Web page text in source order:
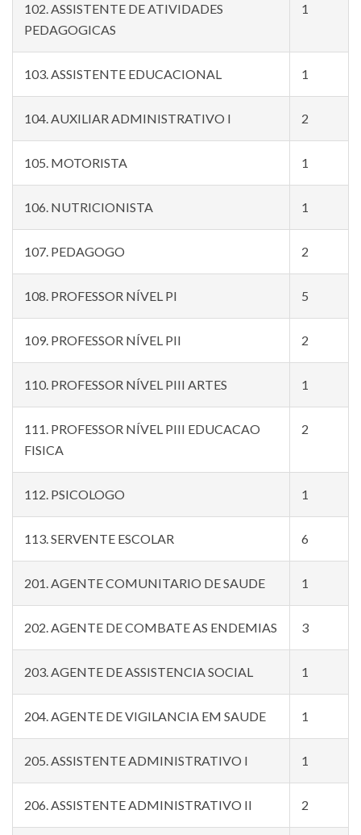
102. ASSISTENTE DE ATIVIDADES
PEDAGOGICAS
1
103. ASSISTENTE EDUCACIONAL 1
104. AUXILIAR ADMINISTRATIVO I 2
105. MOTORISTA 1
106. NUTRICIONISTA 1
107. PEDAGOGO 2
108. PROFESSOR NÍVEL PI 5
109. PROFESSOR NÍVEL PII 2
110. PROFESSOR NÍVEL PIII ARTES 1
111. PROFESSOR NÍVEL PIII EDUCACAO
FISICA
2
112. PSICOLOGO 1
113. SERVENTE ESCOLAR 6
201. AGENTE COMUNITARIO DE SAUDE 1
202. AGENTE DE COMBATE AS ENDEMIAS 3
203. AGENTE DE ASSISTENCIA SOCIAL 1
204. AGENTE DE VIGILANCIA EM SAUDE 1
205. ASSISTENTE ADMINISTRATIVO I 1
206. ASSISTENTE ADMINISTRATIVO II 2